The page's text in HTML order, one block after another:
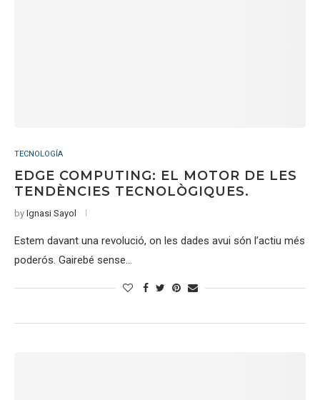
TECNOLOGÍA
EDGE COMPUTING: EL MOTOR DE LES
TENDÈNCIES TECNOLÒGIQUES.
by Ignasi Sayol
Estem davant una revolució, on les dades avui són l’actiu més
poderós. Gairebé sense…